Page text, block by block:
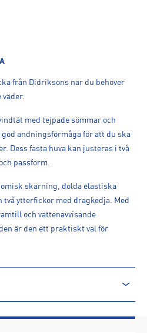
från Didriksons när du behöver
med tejpade sömmar och
andningsförmåga för att du ska
Dess fasta huva kan justeras i två
passform.
skärning, dolda elastiska
ytterfickor med dragkedja. Med
och vattenavvisande
är den ett praktiskt val för